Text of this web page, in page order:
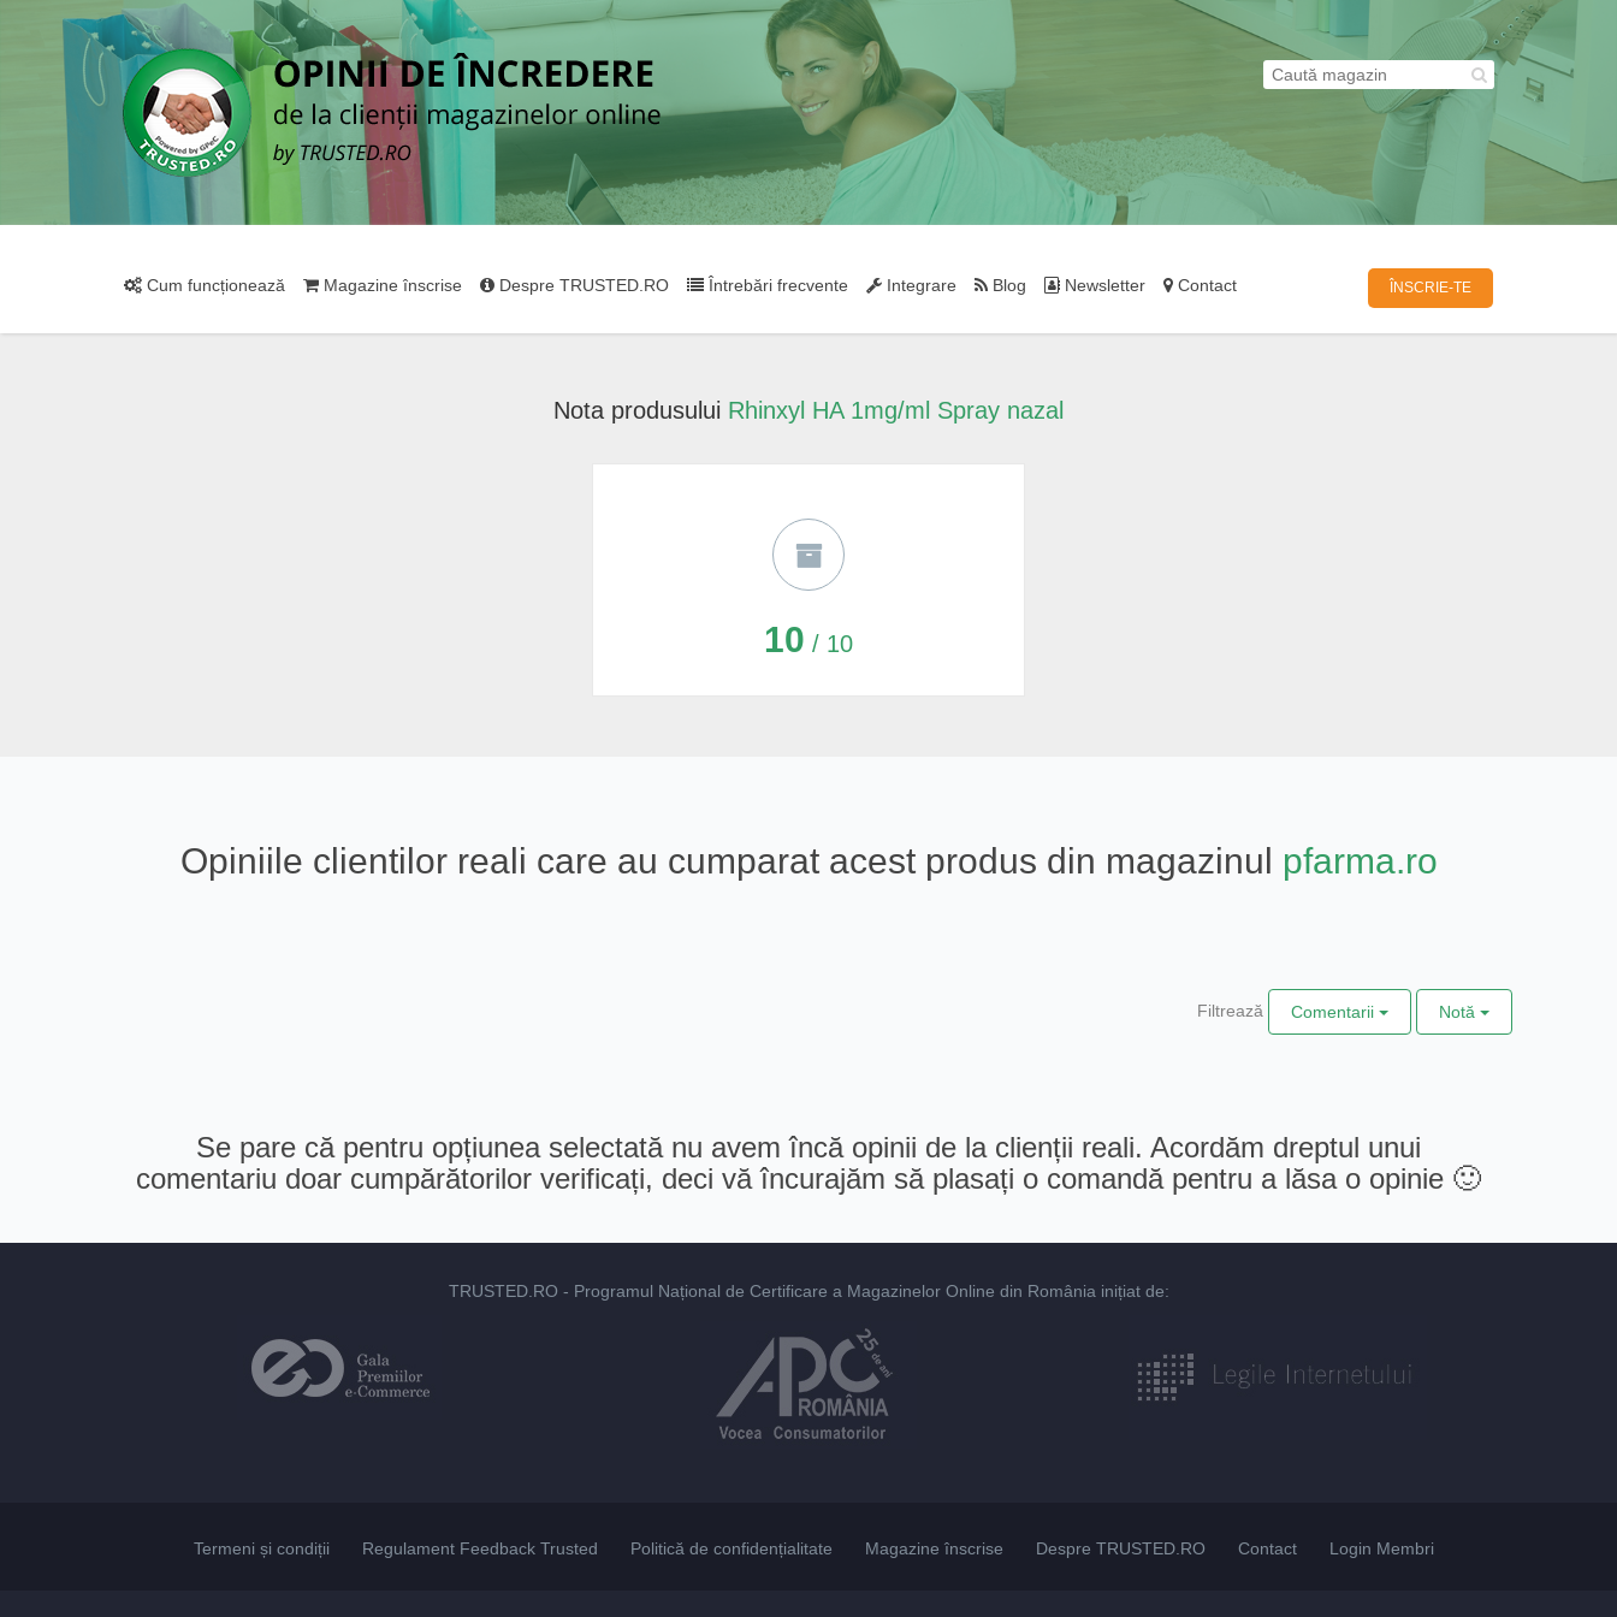
Cum funcționează Magazine înscrise Despre TRUSTED.RO Întrebări frecvente Integrare Blog Newsletter Contact ÎNSCRIE-TE
Nota produsului Rhinxyl HA 1mg/ml Spray nazal
10 / 10
Opiniile clientilor reali care au cumparat acest produs din magazinul pfarma.ro
Filtrează Comentarii Notă
Se pare că pentru opțiunea selectată nu avem încă opinii de la clienții reali. Acordăm dreptul unui
comentariu doar cumpărătorilor verificați, deci vă încurajăm să plasați o comandă pentru a lăsa o opinie 🙂
TRUSTED.RO - Programul Național de Certificare a Magazinelor Online din România inițiat de:
Termeni și condiții Regulament Feedback Trusted Politică de confidențialitate Magazine înscrise Despre TRUSTED.RO Contact Login Membri